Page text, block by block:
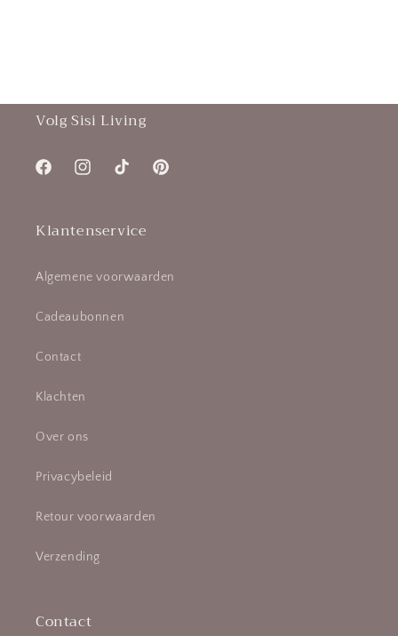
Volg Sisi Living
FacebookInstagramTikTok Pinterest
Klantenservice
Algemene voorwaarden
Cadeaubonnen
Contact
Klachten
Over ons
Privacybeleid
Retour voorwaarden
Verzending
Contact